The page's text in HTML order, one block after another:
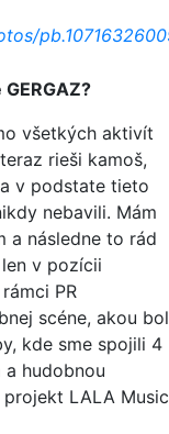
všetkých aktivít
rieši kamoš,
v podstate tieto
nebavili. Mám
a následne to rád
v pozícii
PR
scéne, akou bol
kde sme spojili 4
hudobnou
LALA Music